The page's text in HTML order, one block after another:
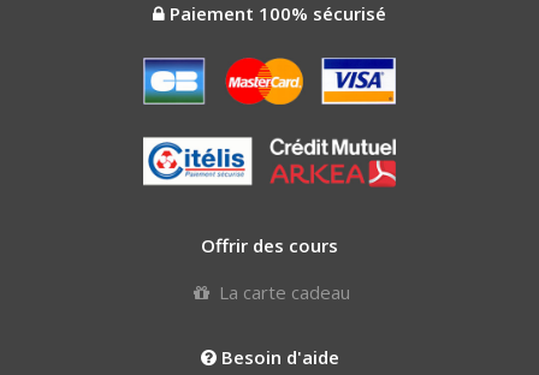
Paiement 100% sécurisé
Offrir des cours
La carte cadeau
Besoin d'aide